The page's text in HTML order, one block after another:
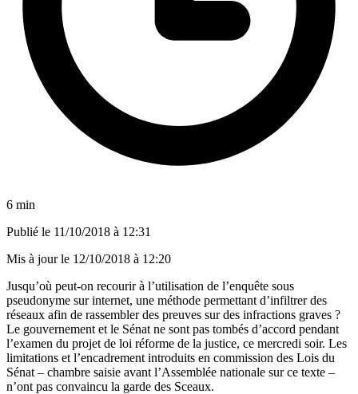
6 min
Publié le 11/10/2018 à 12:31
Mis à jour le 12/10/2018 à 12:20
Jusqu’où peut-on recourir à l’utilisation de l’enquête sous
pseudonyme sur internet, une méthode permettant d’infiltrer des
réseaux afin de rassembler des preuves sur des infractions graves ?
Le gouvernement et le Sénat ne sont pas tombés d’accord pendant
l’examen du projet de loi réforme de la justice, ce mercredi soir. Les
limitations et l’encadrement introduits en commission des Lois du
Sénat – chambre saisie avant l’Assemblée nationale sur ce texte –
n’ont pas convaincu la garde des Sceaux.